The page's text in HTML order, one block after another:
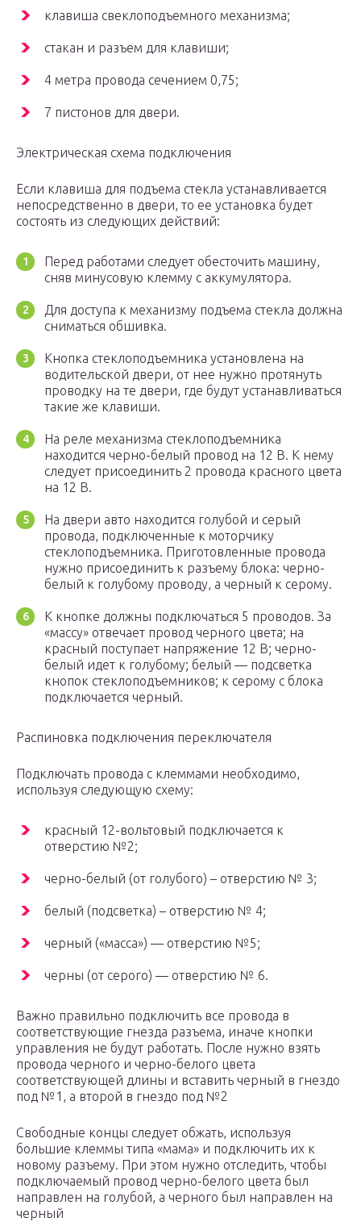
клавиша свеклоподъемного механизма;
стакан и разъем для клавиши;
4 метра провода сечением 0,75;
7 пистонов для двери.
Электрическая схема подключения
Если клавиша для подъема стекла устанавливается
непосредственно в двери, то ее установка будет
состоять из следующих действий:
Перед работами следует обесточить машину,
сняв минусовую клемму с аккумулятора.
Для доступа к механизму подъема стекла должна
сниматься обшивка.
Кнопка стеклоподъемника установлена на
водительской двери, от нее нужно протянуть
проводку на те двери, где будут устанавливаться
такие же клавиши.
На реле механизма стеклоподъемника
находится черно-белый провод на 12 В. К нему
следует присоединить 2 провода красного цвета
на 12 В.
На двери авто находится голубой и серый
провода, подключенные к моторчику
стеклоподъемника. Приготовленные провода
нужно присоединить к разъему блока: черно-
белый к голубому проводу, а черный к серому.
К кнопке должны подключаться 5 проводов. За
«массу» отвечает провод черного цвета; на
красный поступает напряжение 12 В; черно-
белый идет к голубому; белый — подсветка
кнопок стеклоподъемников; к серому с блока
подключается черный.
Распиновка подключения переключателя
Подключать провода с клеммами необходимо,
используя следующую схему:
красный 12-вольтовый подключается к
отверстию №2;
черно-белый (от голубого) – отверстию № 3;
белый (подсветка) – отверстию № 4;
черный («масса») — отверстию №5;
черны (от серого) — отверстию № 6.
Важно правильно подключить все провода в
соответствующие гнезда разъема, иначе кнопки
управления не будут работать. После нужно взять
провода черного и черно-белого цвета
соответствующей длины и вставить черный в гнездо
под №1, а второй в гнездо под №2
Свободные концы следует обжать, используя
большие клеммы типа «мама» и подключить их к
новому разъему. При этом нужно отследить, чтобы
подключаемый провод черно-белого цвета был
направлен на голубой, а черного был направлен на
черный